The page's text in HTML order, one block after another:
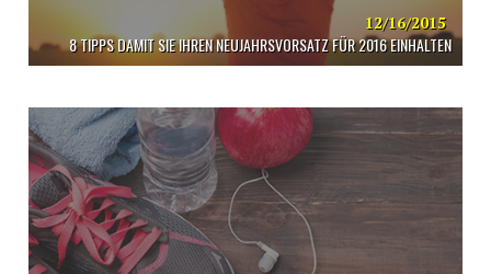
12/16/2015
8 TIPPS DAMIT SIE IHREN NEUJAHRSVORSATZ FÜR 2016 EINHALTEN